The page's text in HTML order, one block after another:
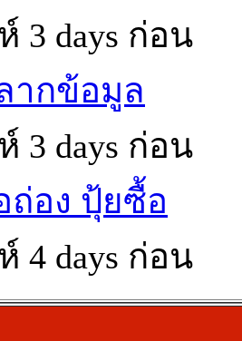
3 days ก่อน
ากข้อมูล
3 days ก่อน
ถ่อง ปุ้ยซื้อ
4 days ก่อน